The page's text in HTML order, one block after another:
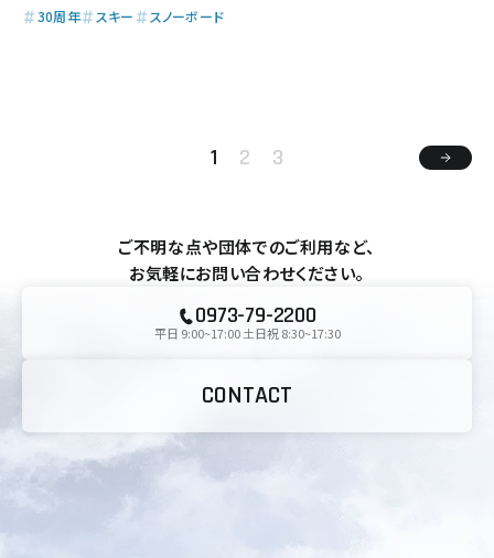
30周年 スキー スノーボード
1 2 3
ご不明な点や団体でのご利用など、
お気軽にお問い合わせください。
0973-79-2200
平日 9:00~17:00 土日祝 8:30~17:30
CONTACT